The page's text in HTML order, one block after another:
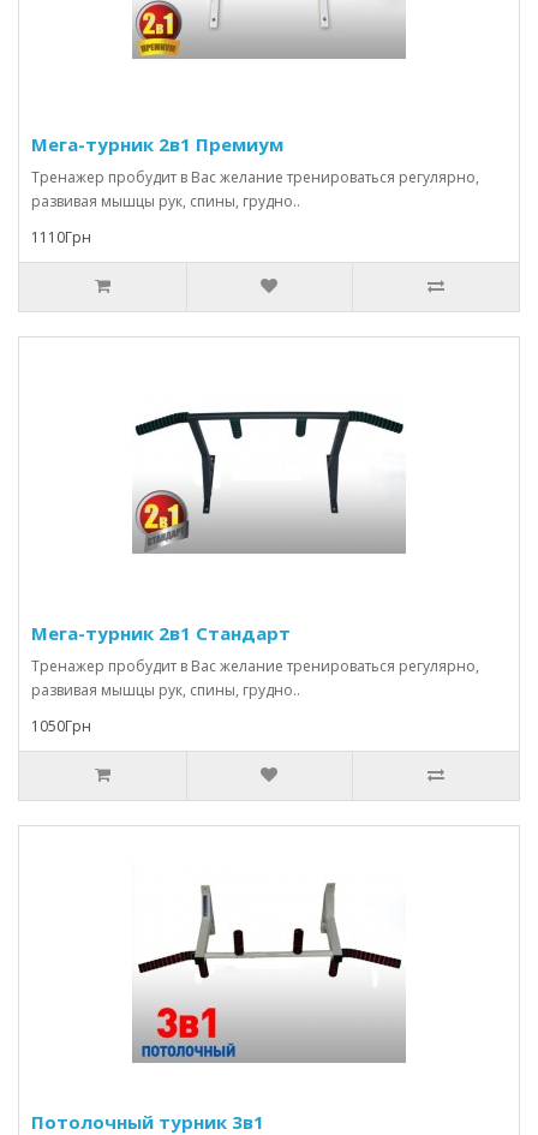
Мега-турник 2в1 Премиум
Тренажер пробудит в Вас желание тренироваться регулярно,
развивая мышцы рук, спины, грудно..
1110Грн
Мега-турник 2в1 Стандарт
Тренажер пробудит в Вас желание тренироваться регулярно,
развивая мышцы рук, спины, грудно..
1050Грн
Потолочный турник 3в1